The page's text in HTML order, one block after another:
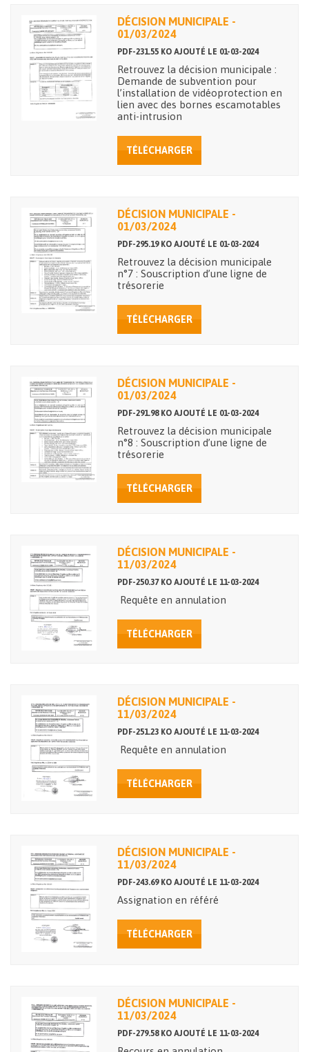
DÉCISION MUNICIPALE -
01/03/2024
PDF-231.55 KO AJOUTÉ LE 01-03-2024
Retrouvez la décision municipale :
Demande de subvention pour
l’installation de vidéoprotection en
lien avec des bornes escamotables
anti-intrusion
TÉLÉCHARGER
DÉCISION MUNICIPALE -
01/03/2024
PDF-295.19 KO AJOUTÉ LE 01-03-2024
Retrouvez la décision municipale
n°7 : Souscription d’une ligne de
trésorerie
TÉLÉCHARGER
DÉCISION MUNICIPALE -
01/03/2024
PDF-291.98 KO AJOUTÉ LE 01-03-2024
Retrouvez la décision municipale
n°8 : Souscription d’une ligne de
trésorerie
TÉLÉCHARGER
DÉCISION MUNICIPALE -
11/03/2024
PDF-250.37 KO AJOUTÉ LE 11-03-2024
Requête en annulation
TÉLÉCHARGER
DÉCISION MUNICIPALE -
11/03/2024
PDF-251.23 KO AJOUTÉ LE 11-03-2024
Requête en annulation
TÉLÉCHARGER
DÉCISION MUNICIPALE -
11/03/2024
PDF-243.69 KO AJOUTÉ LE 11-03-2024
Assignation en référé
TÉLÉCHARGER
DÉCISION MUNICIPALE -
11/03/2024
PDF-279.58 KO AJOUTÉ LE 11-03-2024